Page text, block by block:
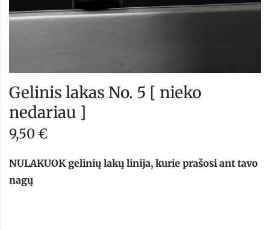
Gelinis lakas No. 5 [ nieko
nedariau ]
9,50 €
NULAKUOK gelinių lakų linija, kurie prašosi ant tavo
nagų